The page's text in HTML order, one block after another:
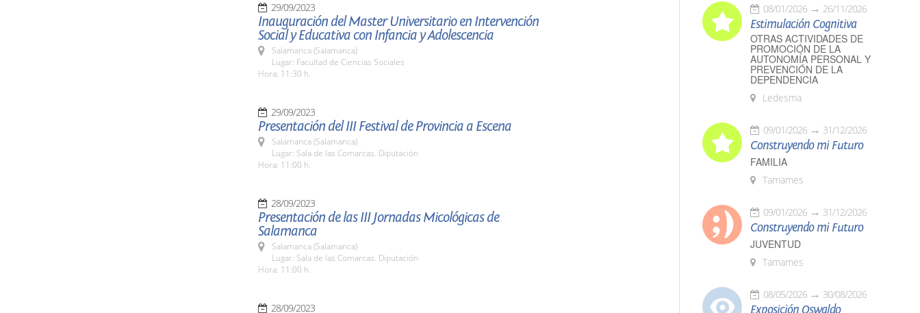
29/09/2023
Inauguración del Master Universitario en Intervención
Social y Educativa con Infancia y Adolescencia
Salamanca (Salamanca)
Lugar: Facultad de Ciencias Sociales
Hora: 11:30 h.
29/09/2023
Presentación del III Festival de Provincia a Escena
Salamanca (Salamanca)
Lugar: Sala de las Comarcas. Diputación
Hora: 11:00 h.
28/09/2023
Presentación de las III Jornadas Micológicas de
Salamanca
Salamanca (Salamanca)
Lugar: Sala de las Comarcas. Diputación
Hora: 11:00 h.
28/09/2023
08/01/2026 26/11/2026
Estimulación Cognitiva
OTRAS ACTIVIDADES DE
PROMOCIÓN DE LA
AUTONOMÍA PERSONAL Y
PREVENCIÓN DE LA
DEPENDENCIA
Ledesma
09/01/2026 31/12/2026
Construyendo mi Futuro
FAMILIA
Tamames
09/01/2026 31/12/2026
Construyendo mi Futuro
JUVENTUD
Tamames
08/05/2026 30/08/2026
Exposición Oswaldo